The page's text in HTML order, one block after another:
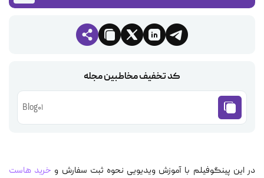
کد تخفیف مخاطبین مجله
Blog01
در این پینگوفیلم با آموزش ویدیویی نحوه ثبت سفارش و خرید هاست